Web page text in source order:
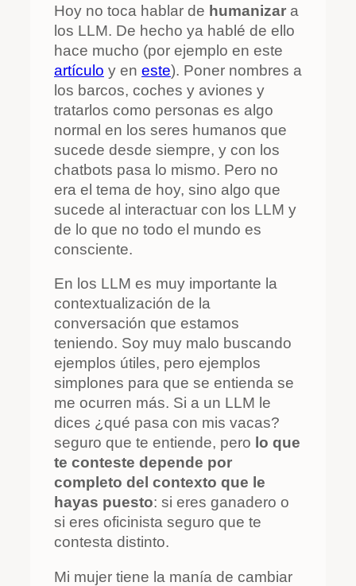
Hoy no toca hablar de humanizar a
los LLM. De hecho ya hablé de ello
hace mucho (por ejemplo en este
artículo y en este). Poner nombres a
los barcos, coches y aviones y
tratarlos como personas es algo
normal en los seres humanos que
sucede desde siempre, y con los
chatbots pasa lo mismo. Pero no
era el tema de hoy, sino algo que
sucede al interactuar con los LLM y
de lo que no todo el mundo es
consciente.
En los LLM es muy importante la
contextualización de la
conversación que estamos
teniendo. Soy muy malo buscando
ejemplos útiles, pero ejemplos
simplones para que se entienda se
me ocurren más. Si a un LLM le
dices ¿qué pasa con mis vacas?
seguro que te entiende, pero lo que
te conteste depende por
completo del contexto que le
hayas puesto: si eres ganadero o
si eres oficinista seguro que te
contesta distinto.
Mi mujer tiene la manía de cambiar